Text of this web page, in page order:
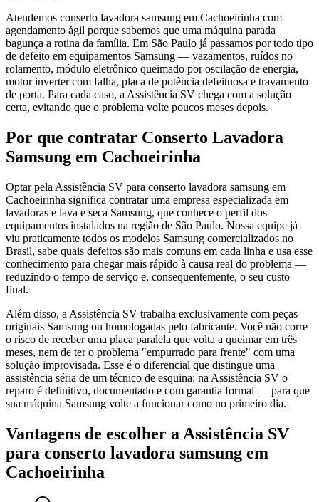
Atendemos conserto lavadora samsung em Cachoeirinha com
agendamento ágil porque sabemos que uma máquina parada
bagunça a rotina da família. Em São Paulo já passamos por todo tipo
de defeito em equipamentos Samsung — vazamentos, ruídos no
rolamento, módulo eletrônico queimado por oscilação de energia,
motor inverter com falha, placa de potência defeituosa e travamento
de porta. Para cada caso, a Assistência SV chega com a solução
certa, evitando que o problema volte poucos meses depois.
Por que contratar Conserto Lavadora
Samsung em Cachoeirinha
Optar pela Assistência SV para conserto lavadora samsung em
Cachoeirinha significa contratar uma empresa especializada em
lavadoras e lava e seca Samsung, que conhece o perfil dos
equipamentos instalados na região de São Paulo. Nossa equipe já
viu praticamente todos os modelos Samsung comercializados no
Brasil, sabe quais defeitos são mais comuns em cada linha e usa esse
conhecimento para chegar mais rápido à causa real do problema —
reduzindo o tempo de serviço e, consequentemente, o seu custo
final.
Além disso, a Assistência SV trabalha exclusivamente com peças
originais Samsung ou homologadas pelo fabricante. Você não corre
o risco de receber uma placa paralela que volta a queimar em três
meses, nem de ter o problema "empurrado para frente" com uma
solução improvisada. Esse é o diferencial que distingue uma
assistência séria de um técnico de esquina: na Assistência SV o
reparo é definitivo, documentado e com garantia formal — para que
sua máquina Samsung volte a funcionar como no primeiro dia.
Vantagens de escolher a Assistência SV
para conserto lavadora samsung em
Cachoeirinha